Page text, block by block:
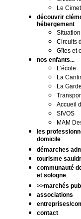
Le
découvrir
hébergement
Situation
Circuits
Gîtes et
nos enfants...
L'école
La
La
Accueil
SIVOS
MAM
les
domicile
démarches
tourisme
communauté
et sologne
>>marchés
associations
entreprises/
contact